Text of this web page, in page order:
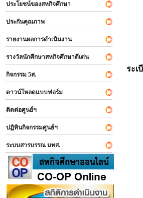
ประโยชน์ของสหกิจศึกษา
ประกันคุณภาพ
รายงานผลการดำเนินงาน
รางวัลนักศึกษาสหกิจศึกษาดีเด่น
กิจกรรม 5ส.
ดาวน์โหลดแบบฟอร์ม
ติดต่อศูนย์ฯ
ปฏิทินกิจกรรมศูนย์ฯ
ระบบสารบรรณ มทส.
ระเ